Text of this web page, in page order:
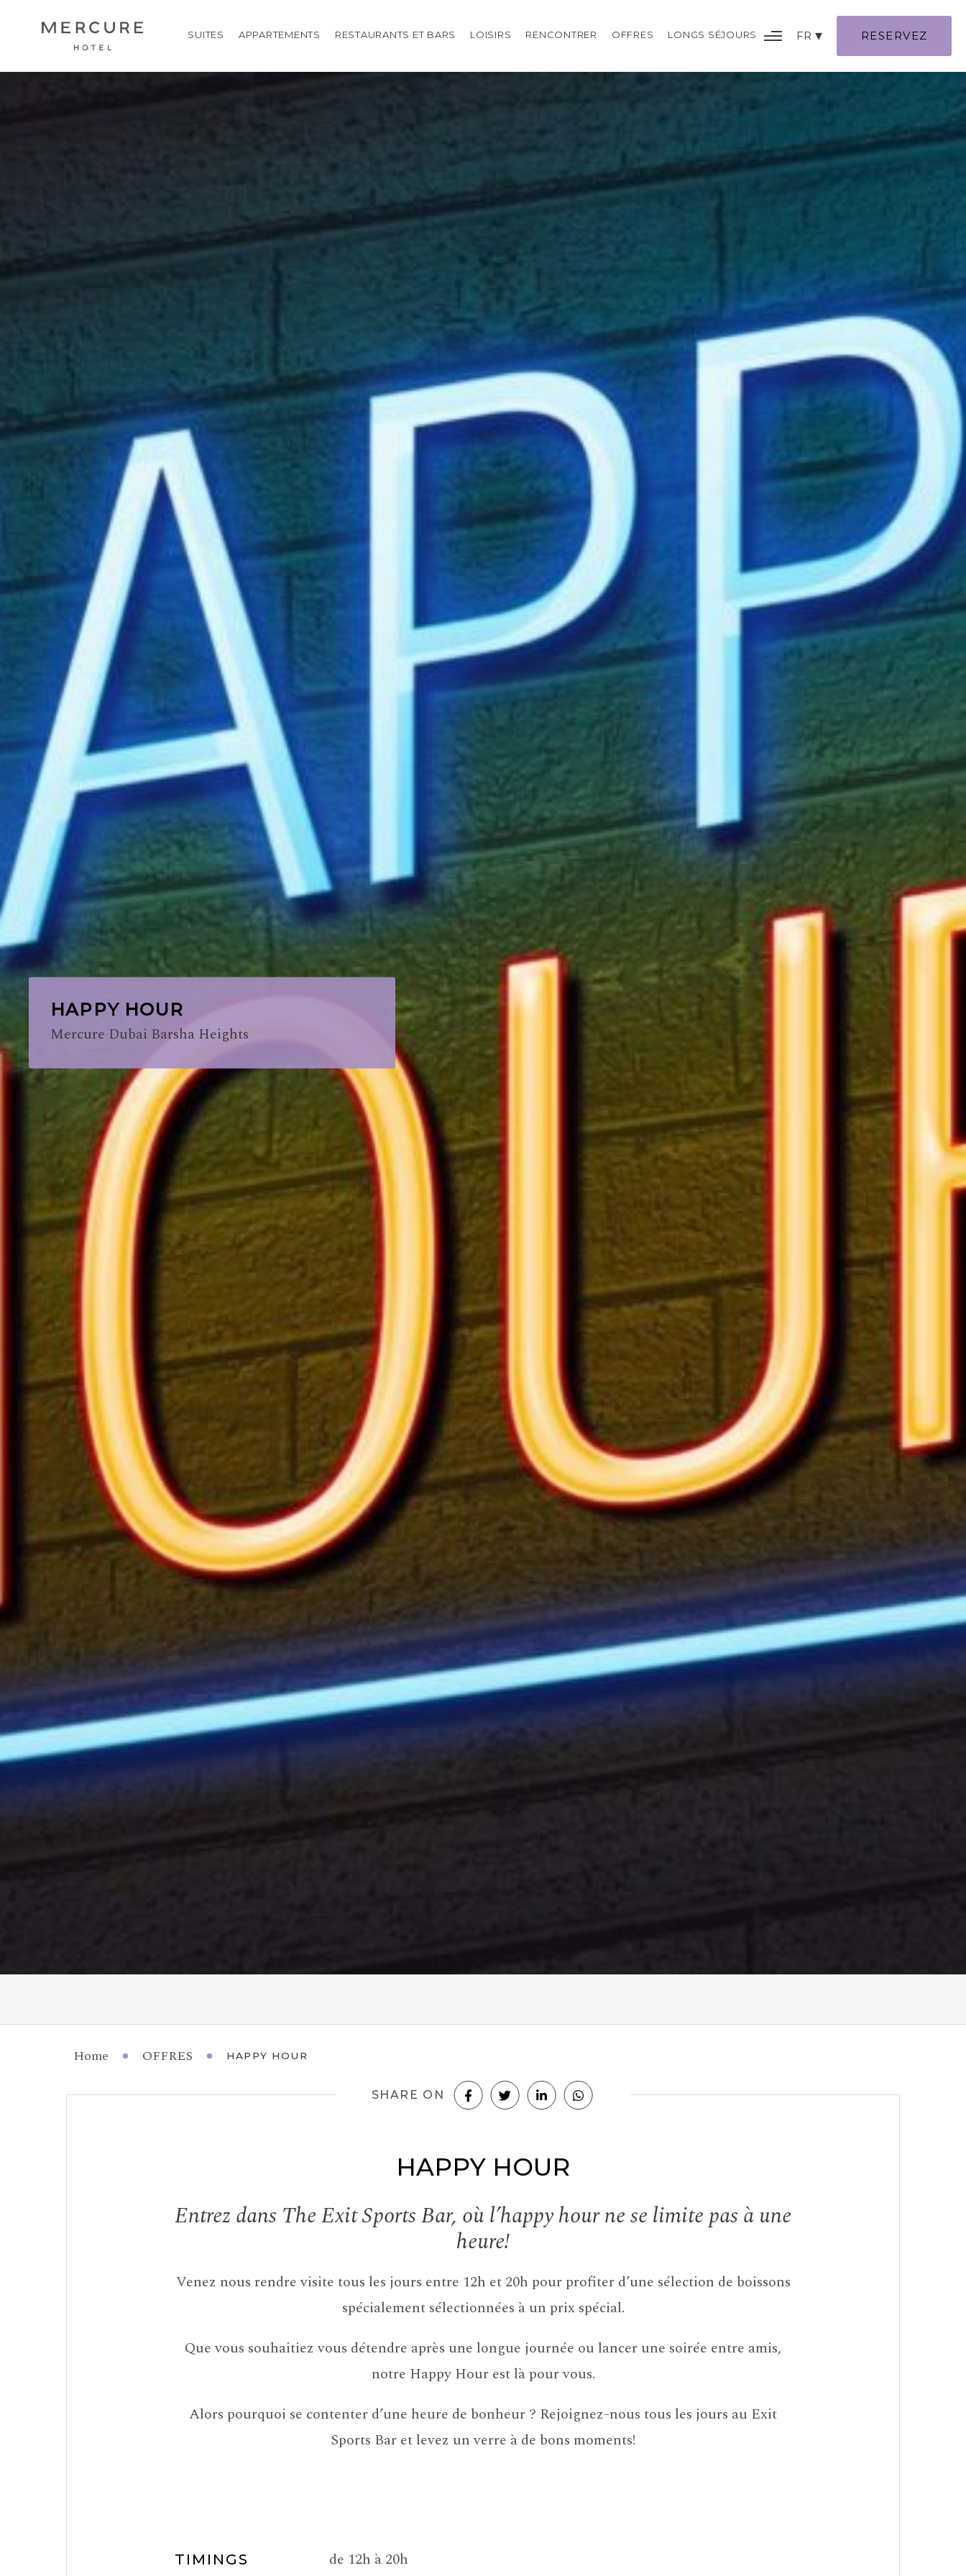
SUITES APPARTEMENTS RESTAURANTS ET BARS LOISIRS RENCONTRER OFFRES LONGS SÉJOURS FR RESERVEZ
HAPPY HOUR
Mercure Dubai Barsha Heights
Home OFFRES HAPPY HOUR
SHARE ON
HAPPY HOUR
Entrez dans The Exit Sports Bar, où l’happy hour ne se limite pas à une
heure!
Venez nous rendre visite tous les jours entre 12h et 20h pour profiter d’une sélection de boissons
spécialement sélectionnées à un prix spécial.
Que vous souhaitiez vous détendre après une longue journée ou lancer une soirée entre amis,
notre Happy Hour est là pour vous.
Alors pourquoi se contenter d’une heure de bonheur ? Rejoignez-nous tous les jours au Exit
Sports Bar et levez un verre à de bons moments!
TIMINGS de 12h à 20h